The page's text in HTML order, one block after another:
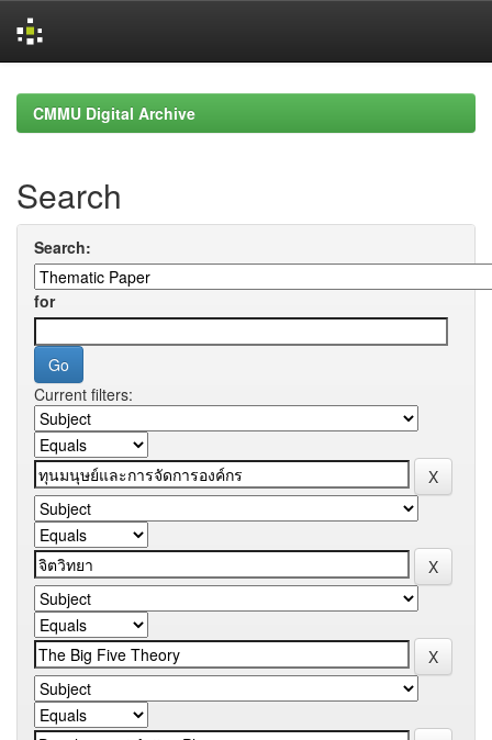
navigationCMMU Digital Archive
Search
Search:
for
Current filters: